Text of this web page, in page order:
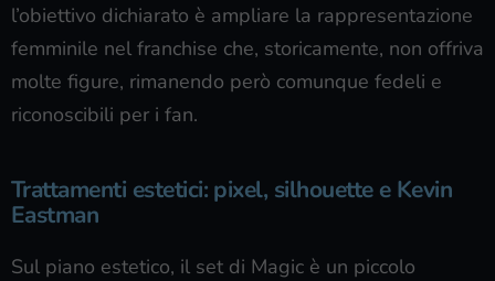
l’obiettivo dichiarato è ampliare la rappresentazione
femminile nel franchise che, storicamente, non offriva
molte figure, rimanendo però comunque fedeli e
riconoscibili per i fan.
Trattamenti estetici: pixel, silhouette e Kevin
Eastman
Sul piano estetico, il set di Magic è un piccolo